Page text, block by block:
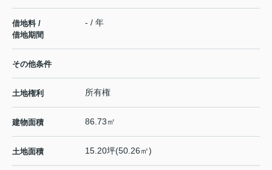
借地料 /
借地期間
- / 年
その他条件
土地権利 所有権
建物面積 86.73㎡
土地面積 15.20坪(50.26㎡)